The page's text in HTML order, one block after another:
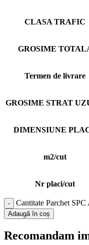
CLASA TRAFIC
GROSIME
Termen de livrare
GROSIME STRAT
DIMENSIUNE
m2/cut
Nr placi/cut
Cantitate Parchet
Adaugă în coș
Recomandam